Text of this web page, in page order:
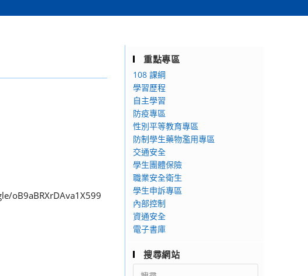
oB9aBRXrDAva1X599
重點專區
108 課綱
學習歷程
自主學習
防疫專區
性別平等教育專區
防制學生藥物濫用專區
交通安全
學生團體保險
職業安全衛生
學生申訴專區
內部控制
資通安全
電子書庫
搜尋網站
Search